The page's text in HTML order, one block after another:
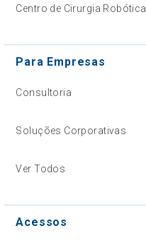
Centro de Cirurgia Robótica
Para Empresas
Consultoria
Soluções Corporativas
Ver Todos
Acessos